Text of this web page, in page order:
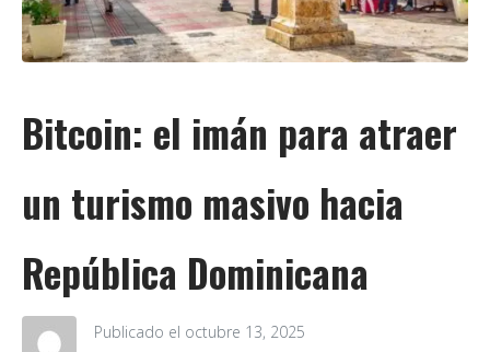
Publicado el octubre 13, 2025
Bitcoin: el imán para atraer
un turismo masivo hacia
República Dominicana